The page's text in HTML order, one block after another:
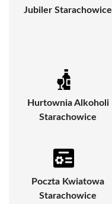
Jubiler Starachowice
Hurtownia Alkoholi
Starachowice
Poczta Kwiatowa
Starachowice